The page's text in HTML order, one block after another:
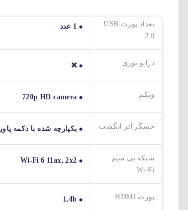
تعداد پورت USB
2.0
1 عدد
درایو نوری ❌
وبکم 720p HD camera
حسگر اثر انگشت یکپارچه شده با دکمه پاور
شبکه بی سیم
Wi-Fi
Wi-Fi 6 11ax, 2x2
پورت HDMI 1.4b